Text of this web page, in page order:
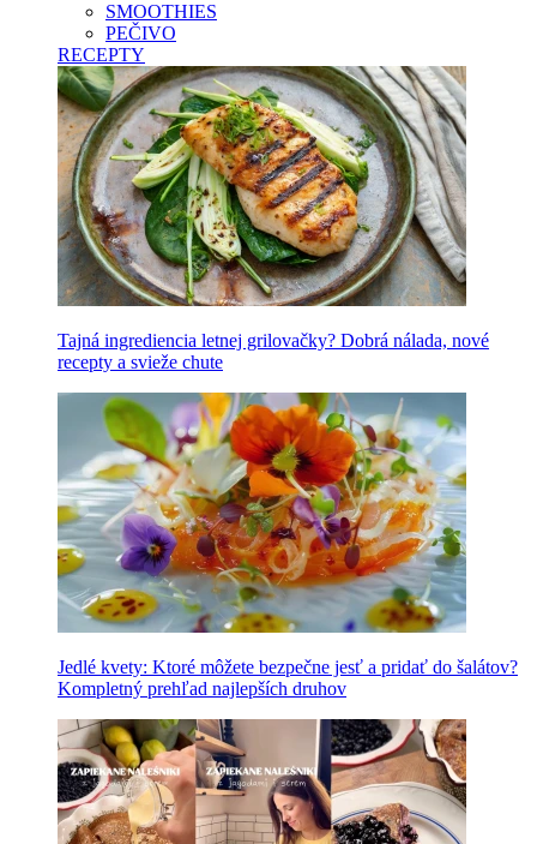
SMOOTHIES
PEČIVO
RECEPTY
Tajná ingrediencia letnej grilovačky? Dobrá nálada, nové
recepty a svieže chute
Jedlé kvety: Ktoré môžete bezpečne jesť a pridať do šalátov?
Kompletný prehľad najlepších druhov